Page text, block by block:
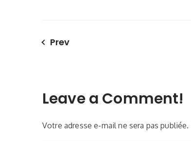
Prev
Leave a Comment!
Votre adresse e-mail ne sera pas publiée.